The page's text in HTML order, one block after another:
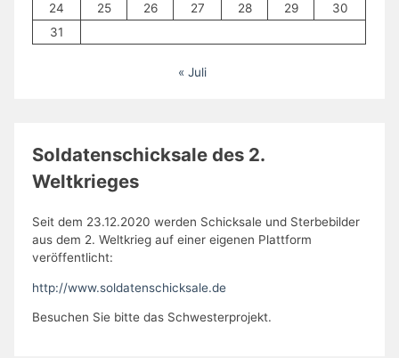
24
25 26 27 28 29
30
31
« Juli
Soldatenschicksale des 2.
Weltkrieges
Seit dem 23.12.2020 werden Schicksale und Sterbebilder
aus dem 2. Weltkrieg auf einer eigenen Plattform
veröffentlicht:
http://www.soldatenschicksale.de
Besuchen Sie bitte das Schwesterprojekt.